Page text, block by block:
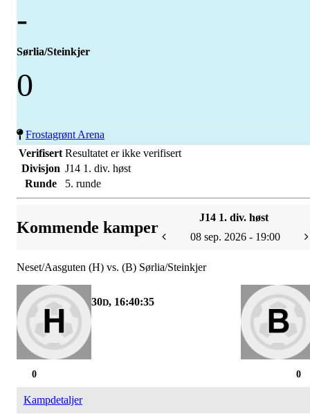
-
Sørlia/Steinkjer
0
Frostagrønt Arena
Verifisert Resultatet er ikke verifisert
Divisjon J14 1. div. høst
Runde
5. runde
Kommende kamper
J14 1. div. høst
08 sep. 2026 - 19:00
Neset/Aasguten (H) vs. (B) Sørlia/Steinkjer
30D, 16:40:35
0
0
Kampdetaljer